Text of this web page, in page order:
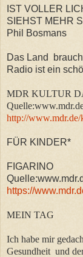
IST VOLLER
SIEHST MEHR
Phil Bosmans
Das Land
Radio ist ein
MDR KULTUR
http://
FÜR KINDER*
FIGARINO
https://
MEIN TAG
Ich habe mir
Gesundheit und